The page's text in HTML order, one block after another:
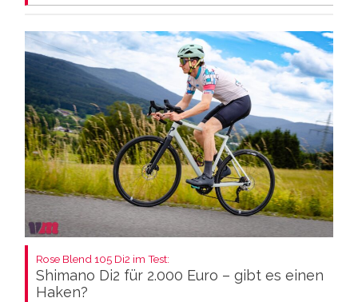
Rose Blend 105 Di2 im Test:
Shimano Di2 für 2.000 Euro – gibt es einen
Haken?